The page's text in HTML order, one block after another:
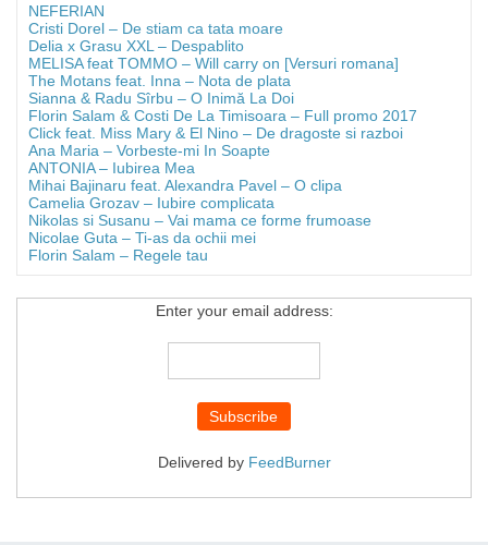
NEFERIAN
Cristi Dorel – De stiam ca tata moare
Delia x Grasu XXL – Despablito
MELISA feat TOMMO – Will carry on [Versuri romana]
The Motans feat. Inna – Nota de plata
Sianna & Radu Sîrbu – O Inimă La Doi
Florin Salam & Costi De La Timisoara – Full promo 2017
Click feat. Miss Mary & El Nino – De dragoste si razboi
Ana Maria – Vorbeste-mi In Soapte
ANTONIA – Iubirea Mea
Mihai Bajinaru feat. Alexandra Pavel – O clipa
Camelia Grozav – Iubire complicata
Nikolas si Susanu – Vai mama ce forme frumoase
Nicolae Guta – Ti-as da ochii mei
Florin Salam – Regele tau
Enter your email address:
Delivered by FeedBurner